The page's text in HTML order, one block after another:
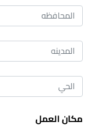
مكان العمل